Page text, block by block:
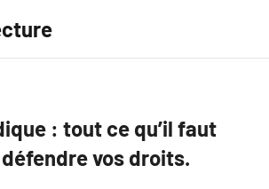
: tout ce qu’il faut
vos droits.